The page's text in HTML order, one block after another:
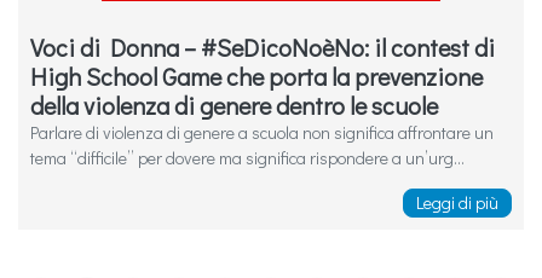
Voci di Donna – #SeDicoNoèNo: il contest di
High School Game che porta la prevenzione
della violenza di genere dentro le scuole
Parlare di violenza di genere a scuola non significa affrontare un
tema “difficile” per dovere ma significa rispondere a un’urg...
Leggi di più